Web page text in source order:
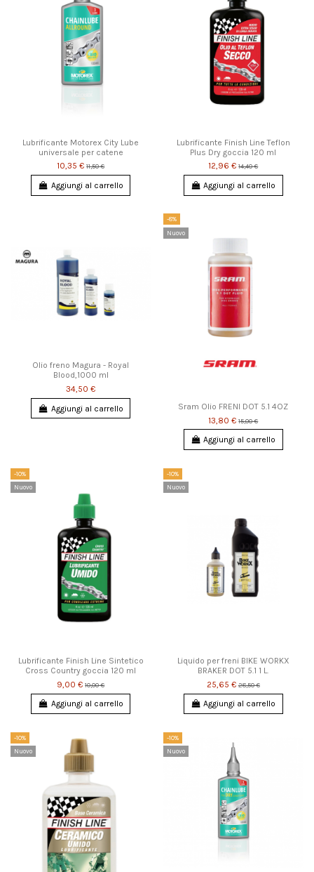
Lubrificante Motorex City Lube
universale per catene
10,35 € 11,50 €
Aggiungi al carrello
Lubrificante Finish Line Teflon
Plus Dry goccia 120 ml
12,96 € 14,40 €
Aggiungi al carrello
Olio freno Magura - Royal
Blood,1000 ml
34,50 €
Aggiungi al carrello
-8%
Nuovo
Sram Olio FRENI DOT 5.1 4OZ
13,80 € 15,00 €
Aggiungi al carrello
-10%
Nuovo
Lubrificante Finish Line Sintetico
Cross Country goccia 120 ml
9,00 € 10,00 €
Aggiungi al carrello
-10%
Nuovo
Liquido per freni BIKE WORKX
BRAKER DOT 5.1 1 L.
25,65 € 28,50 €
Aggiungi al carrello
-10%
Nuovo
-10%
Nuovo